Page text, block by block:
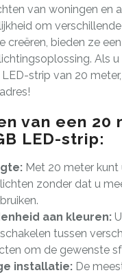
van woningen en
om
creëren, bieden ze
Als
LED-strip van 20
van een 20
LED-strip:
Met 20 meter kunt
zonder dat u
aan kleuren:
tussen
om de gewenste
installatie: De